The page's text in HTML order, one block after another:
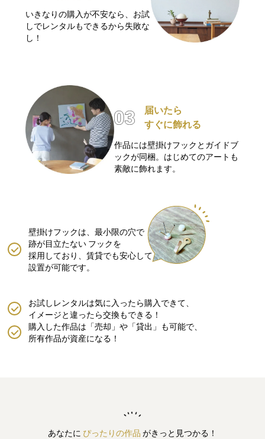
いきなりの購入が不安なら、お試
しでレンタルもできるから失敗な
し！
届いたら
すぐに飾れる
作品には壁掛けフックとガイドブ
ックが同梱。はじめてのアートも
素敵に飾れます。
壁掛けフックは、最小限の穴で
跡が目立たない フックを
採用しており、賃貸でも安心して
設置が可能です。
購入した作品は「売却」や「貸出」も可能で、
所有作品が資産になる！
お試しレンタルは気に入ったら購入できて、
イメージと違ったら交換もできる！
あなたに ぴったりの作品 がきっと見つかる！